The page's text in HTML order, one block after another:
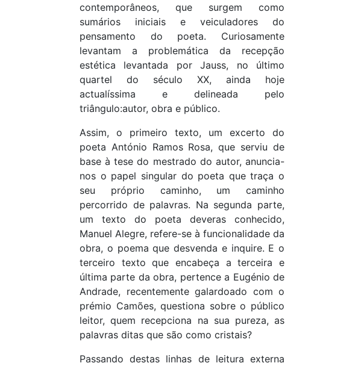
contemporâneos, que surgem como
sumários iniciais e veiculadores do
pensamento do poeta. Curiosamente
levantam a problemática da recepção
estética levantada por Jauss, no último
quartel do século XX, ainda hoje
actualíssima e delineada pelo
triângulo:autor, obra e público.
Assim, o primeiro texto, um excerto do
poeta António Ramos Rosa, que serviu de
base à tese do mestrado do autor, anuncia-
nos o papel singular do poeta que traça o
seu próprio caminho, um caminho
percorrido de palavras. Na segunda parte,
um texto do poeta deveras conhecido,
Manuel Alegre, refere-se à funcionalidade da
obra, o poema que desvenda e inquire. E o
terceiro texto que encabeça a terceira e
última parte da obra, pertence a Eugénio de
Andrade, recentemente galardoado com o
prémio Camões, questiona sobre o público
leitor, quem recepciona na sua pureza, as
palavras ditas que são como cristais?
Passando destas linhas de leitura externa